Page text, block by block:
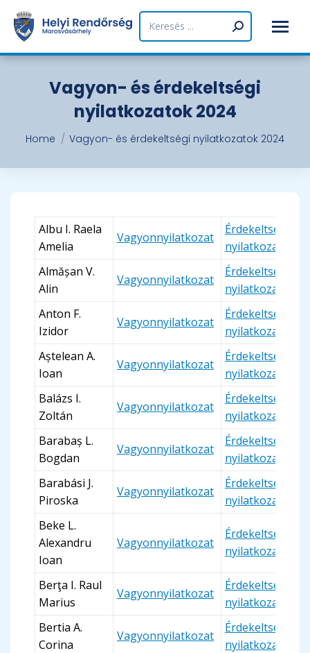
Search:
Vagyon- és érdekeltségi
nyilatkozatok 2024
You are here:
Home Vagyon- és érdekeltségi nyilatkozatok 2024
Albu I. Raela
Amelia
Vagyonnyilatkozat
Érdekeltségi
nyilatkozat
Almășan V.
Alin
Vagyonnyilatkozat
Érdekeltségi
nyilatkozat
Anton F.
Izidor
Vagyonnyilatkozat
Érdekeltségi
nyilatkozat
Aștelean A.
Ioan
Vagyonnyilatkozat
Érdekeltségi
nyilatkozat
Balázs I.
Zoltán
Vagyonnyilatkozat
Érdekeltségi
nyilatkozat
Barabaș L.
Bogdan
Vagyonnyilatkozat
Érdekeltségi
nyilatkozat
Barabási J.
Piroska
Vagyonnyilatkozat
Érdekeltségi
nyilatkozat
Beke L.
Alexandru
Ioan
Vagyonnyilatkozat
Érdekeltségi
nyilatkozat
Berţa I. Raul
Marius
Vagyonnyilatkozat
Érdekeltségi
nyilatkozat
Bertia A.
Corina
Vagyonnyilatkozat
Érdekeltségi
nyilatkozat